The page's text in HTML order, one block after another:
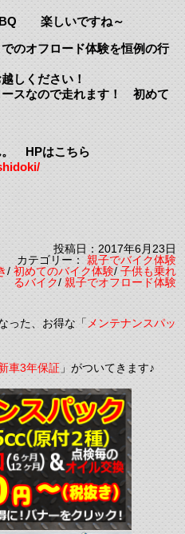
楽しいですね～
のオフロード体験を恒例の行
しください！
ースなので走れます！ 初めて
。 HPはこちら
投稿日：2017年6月23日
カテゴリー：親子でバイク体験
/初めてのバイク体験/子供も乗れ
るバイク/親子でオフロード体験
った、お得な「メンテナンスパッ
車3年保証」がついてきます♪